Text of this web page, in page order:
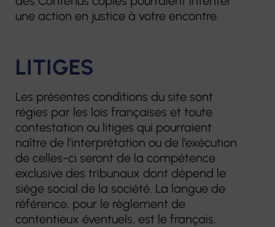
une action en justice à votre encontre.
LITIGES
Les présentes conditions du site sont
régies par les lois françaises et toute
contestation ou litiges qui pourraient
naître de l’interprétation ou de l’exécution
de celles-ci seront de la compétence
exclusive des tribunaux dont dépend le
siège social de la société. La langue de
référence, pour le règlement de
contentieux éventuels, est le français.